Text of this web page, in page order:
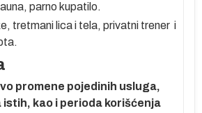
parno kupatilo.
tretmani lica i tela, privatni trener i
promene pojedinih usluga,
istih, kao i perioda korišćenja